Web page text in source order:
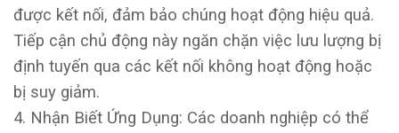
được kết nối, đảm bảo chúng hoạt động hiệu quả.
Tiếp cận chủ động này ngăn chặn việc lưu lượng bị
định tuyến qua các kết nối không hoạt động hoặc
bị suy giảm.
4. Nhận Biết Ứng Dụng: Các doanh nghiệp có thể